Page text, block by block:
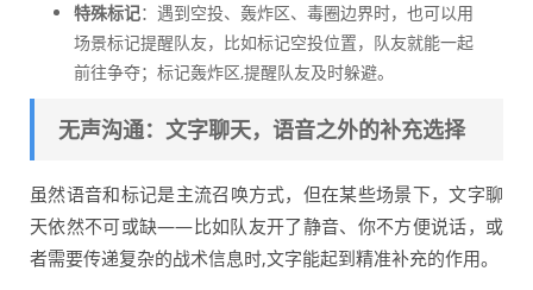
特殊标记：遇到空投、轰炸区、毒圈边界时，也可以用
场景标记提醒队友，比如标记空投位置，队友就能一起
前往争夺；标记轰炸区,提醒队友及时躲避。
无声沟通：文字聊天，语音之外的补充选择
虽然语音和标记是主流召唤方式，但在某些场景下，文字聊
天依然不可或缺——比如队友开了静音、你不方便说话，或
者需要传递复杂的战术信息时,文字能起到精准补充的作用。